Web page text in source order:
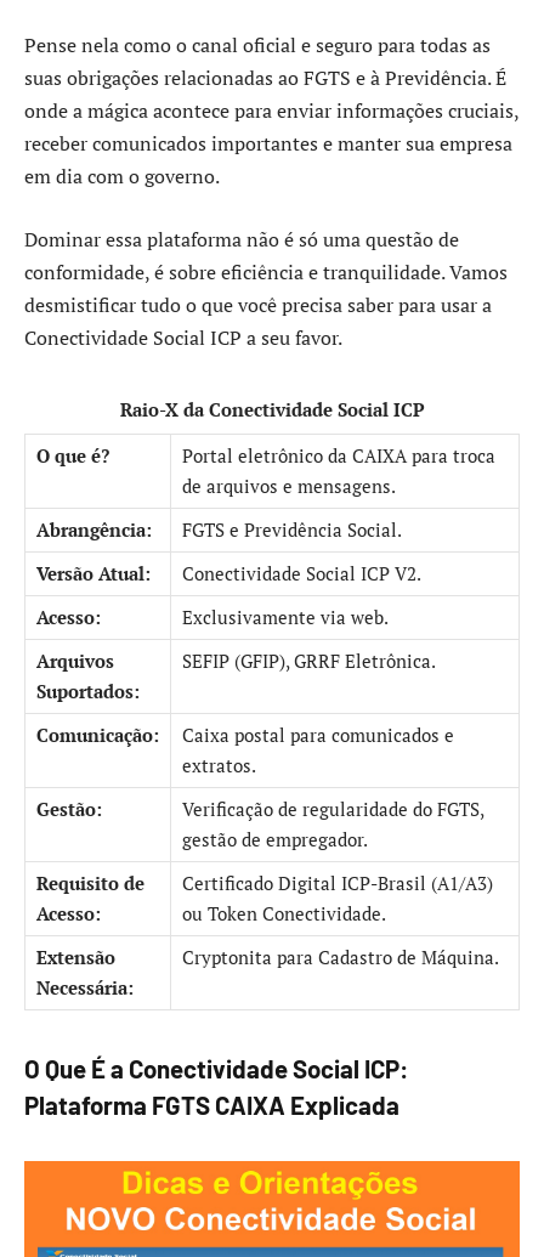
Pense nela como o canal oficial e seguro para todas as
suas obrigações relacionadas ao FGTS e à Previdência. É
onde a mágica acontece para enviar informações cruciais,
receber comunicados importantes e manter sua empresa
em dia com o governo.
Dominar essa plataforma não é só uma questão de
conformidade, é sobre eficiência e tranquilidade. Vamos
desmistificar tudo o que você precisa saber para usar a
Conectividade Social ICP a seu favor.
Raio-X da Conectividade Social ICP
O que é?
Portal eletrônico da CAIXA para troca
de arquivos e mensagens.
Abrangência:
FGTS e Previdência Social.
Versão Atual:
Conectividade Social ICP V2.
Acesso:
Exclusivamente via web.
Arquivos
Suportados:
SEFIP (GFIP), GRRF Eletrônica.
Comunicação:
Caixa postal para comunicados e
extratos.
Gestão:
Verificação de regularidade do FGTS,
gestão de empregador.
Requisito de
Acesso:
Certificado Digital ICP-Brasil (A1/A3)
ou Token Conectividade.
Extensão
Necessária:
Cryptonita para Cadastro de Máquina.
O Que É a Conectividade Social ICP:
Plataforma FGTS CAIXA Explicada